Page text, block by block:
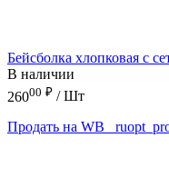
Бейсболка хлопковая с
В наличии
26000 ₽ / Шт
Продать на WB